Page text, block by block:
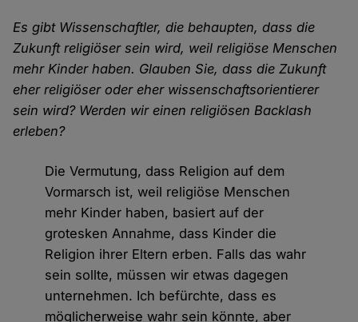
Es gibt Wissenschaftler, die behaupten, dass die
Zukunft religiöser sein wird, weil religiöse Menschen
mehr Kinder haben. Glauben Sie, dass die Zukunft
eher religiöser oder eher wissenschaftsorientierer
sein wird? Werden wir einen religiösen Backlash
erleben?
Die Vermutung, dass Religion auf dem
Vormarsch ist, weil religiöse Menschen
mehr Kinder haben, basiert auf der
grotesken Annahme, dass Kinder die
Religion ihrer Eltern erben. Falls das wahr
sein sollte, müssen wir etwas dagegen
unternehmen. Ich befürchte, dass es
möglicherweise wahr sein könnte, aber